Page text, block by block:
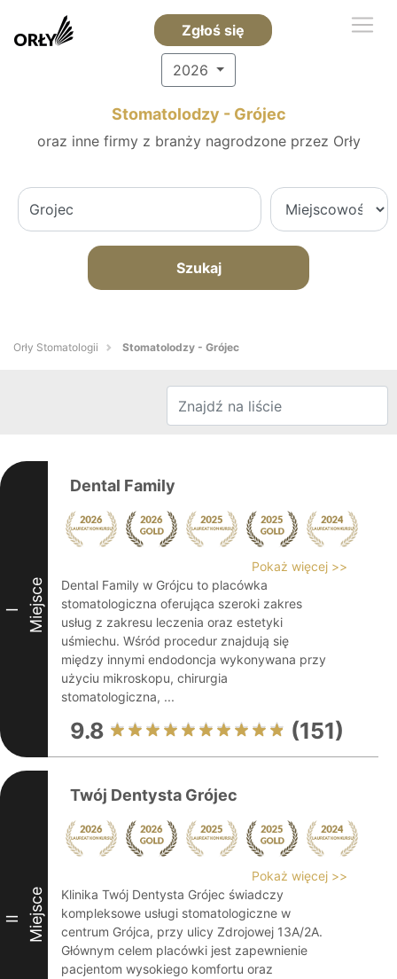
Zgłoś się
2026
Stomatolodzy - Grójec
oraz inne firmy z branży nagrodzone przez Orły
Szukaj
Orły Stomatologii Stomatolodzy - Grójec
I Miejsce
Dental Family
Pokaż więcej >>
Dental Family w Grójcu to placówka
stomatologiczna oferująca szeroki zakres
usług z zakresu leczenia oraz estetyki
uśmiechu. Wśród procedur znajdują się
między innymi endodoncja wykonywana przy
użyciu mikroskopu, chirurgia
stomatologiczna, ...
9.8 (151)
II Miejsce
Twój Dentysta Grójec
Pokaż więcej >>
Klinika Twój Dentysta Grójec świadczy
kompleksowe usługi stomatologiczne w
centrum Grójca, przy ulicy Zdrojowej 13A/2A.
Głównym celem placówki jest zapewnienie
pacjentom wysokiego komfortu oraz